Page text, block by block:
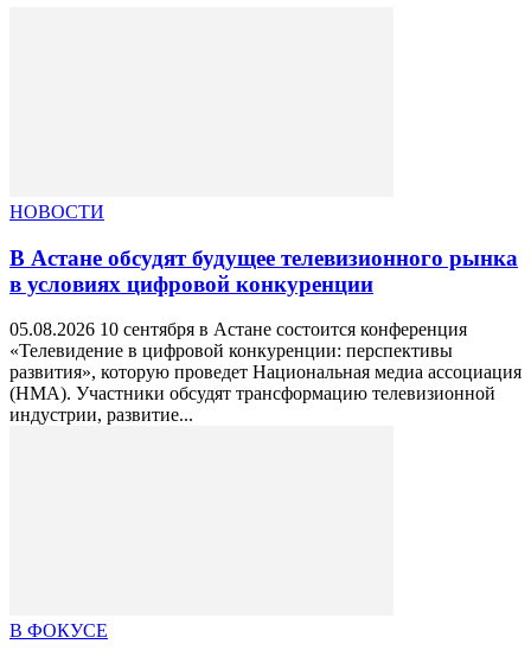
НОВОСТИ
В Астане обсудят будущее телевизионного рынка
в условиях цифровой конкуренции
05.08.2026 10 сентября в Астане состоится конференция
«Телевидение в цифровой конкуренции: перспективы
развития», которую проведет Национальная медиа ассоциация
(НМА). Участники обсудят трансформацию телевизионной
индустрии, развитие...
В ФОКУСЕ